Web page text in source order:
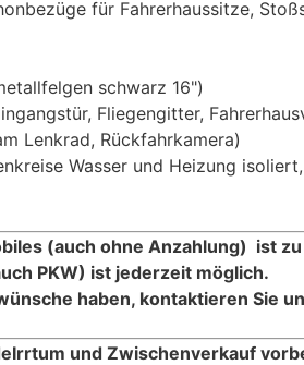
für Fahrerhaussitze,
schwarz 16")
Fliegengitter,
Lenkrad, Rückfahrkamera)
Wasser und Heizung
(auch ohne Anzahlung) ist
PKW) ist jederzeit möglich.
haben, kontaktieren Sie
Irrtum und Zwischenverkauf